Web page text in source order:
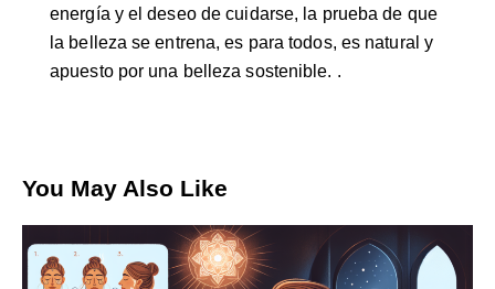
energía y el deseo de cuidarse, la prueba de que
la belleza se entrena, es para todos, es natural y
apuesto por una belleza sostenible. .
You May Also Like